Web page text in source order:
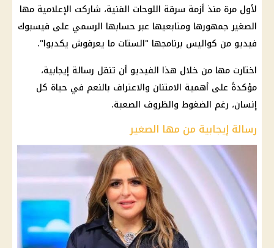
لأول مرة منذ أزمة سرقة اللوحات الفنية، شاركت الإعلامية مها
الصغير جمهورها ومتابعيها عبر حسابها الرسمي على فيسبوك
فيديو من كواليس برنامجها "الستات ما يعرفوش يكدبوا".
اختارت مها من خلال هذا الفيديو أن تنقل رسالة إيجابية،
مؤكدةً على أهمية الامتنان والاعتراف بالنعم في حياة كل
إنسان، رغم الضغوط والظروف الصعبة.
رسالة إيجابية من مها الصغير